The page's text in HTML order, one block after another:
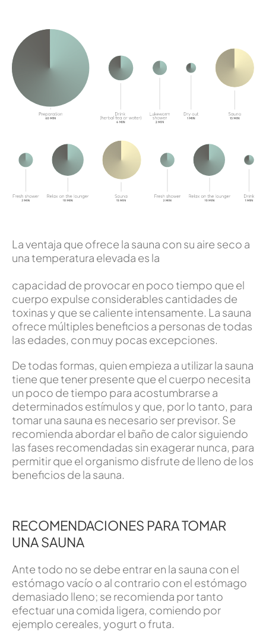
La ventaja que ofrece la sauna con su aire seco a
una temperatura elevada es la
capacidad de provocar en poco tiempo que el
cuerpo expulse considerables cantidades de
toxinas y que se caliente intensamente. La sauna
ofrece múltiples beneficios a personas de todas
las edades, con muy pocas excepciones.
De todas formas, quien empieza a utilizar la sauna
tiene que tener presente que el cuerpo necesita
un poco de tiempo para acostumbrarse a
determinados estímulos y que, por lo tanto, para
tomar una sauna es necesario ser previsor. Se
recomienda abordar el baño de calor siguiendo
las fases recomendadas sin exagerar nunca, para
permitir que el organismo disfrute de lleno de los
beneficios de la sauna.
RECOMENDACIONES PARA TOMAR
UNA SAUNA
Ante todo no se debe entrar en la sauna con el
estómago vacío o al contrario con el estómago
demasiado lleno; se recomienda por tanto
efectuar una comida ligera, comiendo por
ejemplo cereales, yogurt o fruta.